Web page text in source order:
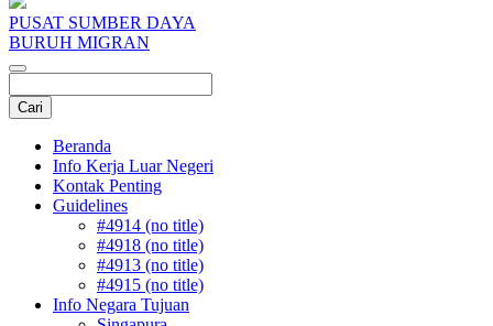
PUSAT SUMBER DAYA
BURUH MIGRAN
Beranda
Info Kerja Luar Negeri
Kontak Penting
Guidelines
#4914 (no title)
#4918 (no title)
#4913 (no title)
#4915 (no title)
Info Negara Tujuan